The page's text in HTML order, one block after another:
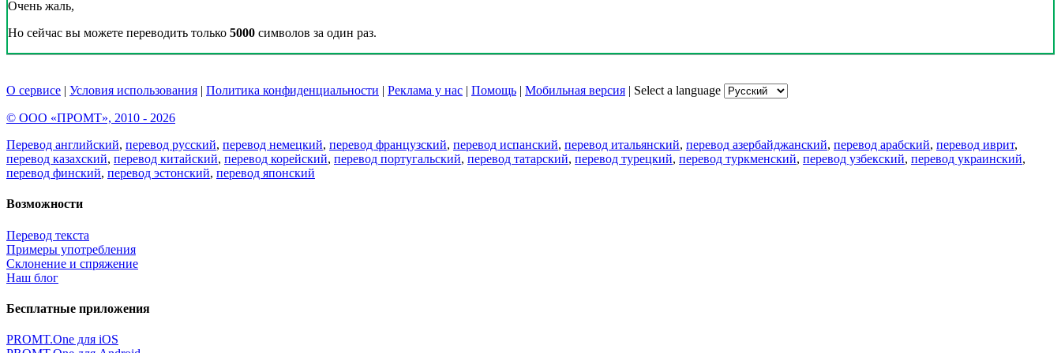
Очень жаль,
Но сейчас вы можете переводить только 5000 символов за один раз.
О сервисе | Условия использования | Политика конфиденциальности | Реклама у нас | Помощь | Мобильная версия | Select a language
© ООО «ПРОМТ», 2010 - 2026
Перевод английский, перевод русский, перевод немецкий, перевод французский, перевод испанский, перевод итальянский, перевод азербайджанский, перевод арабский, перевод иврит,
перевод казахский, перевод китайский, перевод корейский, перевод португальский, перевод татарский, перевод турецкий, перевод туркменский, перевод узбекский, перевод украинский,
перевод финский, перевод эстонский, перевод японский
Возможности
Перевод текста
Примеры употребления
Склонение и спряжение
Наш блог
Бесплатные приложения
PROMT.One для iOS